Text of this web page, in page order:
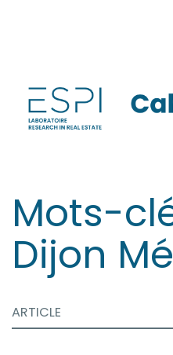
contenu
Mots-
Dijon
ARTICLE